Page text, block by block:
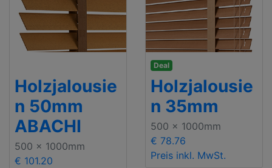
Holzjalousie
n 50mm
ABACHI
500 x 1000mm
€ 101.20
Deal
Holzjalousie
n 35mm
500 x 1000mm
€ 78.76
Preis inkl. MwSt.